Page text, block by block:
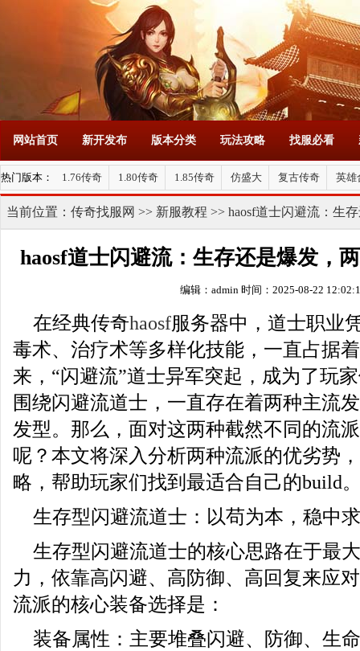
网站首页 新开发布 版本分类 玩法攻略 找服必看
热门版本： 1.76传奇 1.80传奇 1.85传奇 仿盛大 复古传奇 英雄
当前位置： 传奇找服网 >> 新服教程 >> haosf道士闪避流：生
haosf道士闪避流：生存还是爆发，
编辑：admin 时间：2025-08-22
在经典传奇haosf服务器中，道士职业
毒术、治疗术等多样化技能，一直占据
来，“闪避流”道士异军突起，成为了玩
围绕闪避流道士，一直存在着两种主流
发型。那么，面对这两种截然不同的流
呢？本文将深入分析两种流派的优劣势
略，帮助玩家们找到最适合自己的build
生存型闪避流道士：以苟为本，稳中
生存型闪避流道士的核心思路在于最
力，依靠高闪避、高防御、高回复来应
流派的核心装备选择是：
装备属性：主要堆叠闪避、防御、生